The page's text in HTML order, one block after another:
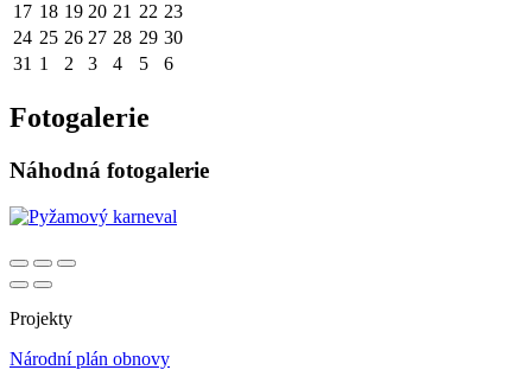
17 18 19 20 21 22 23
24 25 26 27 28 29 30
31 1 2 3 4 5 6
Fotogalerie
Náhodná fotogalerie
Projekty
Národní plán obnovy